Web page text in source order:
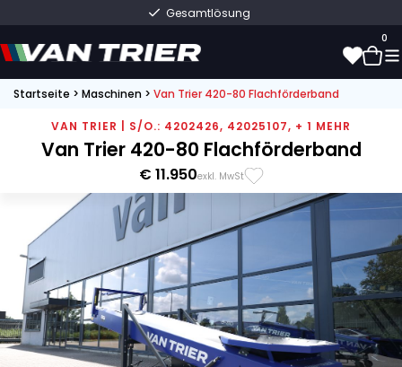
Gesamtlösung
0
Startseite > Maschinen > Van Trier 420-80 Flachförderband
VAN TRIER | S/O.: 4202426, 42025107, + 1 MEHR
Van Trier 420-80 Flachförderband
€ 11.950exkl. MwSt